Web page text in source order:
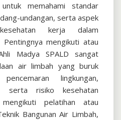
memahami standar
undangan, serta aspek
kerja dalam
mengikuti atau
Madya SPALD sangat
air limbah yang buruk
lingkungan,
serta risiko kesehatan
pelatihan atau
Bangunan Air Limbah,